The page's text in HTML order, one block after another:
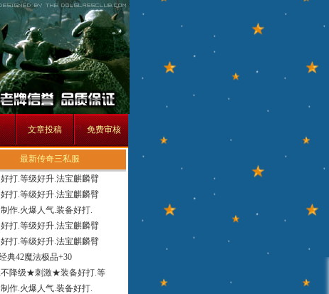
文章投稿 免费审核
最新传奇三私服
打.等级好升.法宝麒麟臂
打.等级好升.法宝麒麟臂
作.火爆人气.装备好打.
打.等级好升.法宝麒麟臂
打.等级好升.法宝麒麟臂
典42魔法极品+30
不降级★刺激★装备好打.等
作.火爆人气.装备好打.